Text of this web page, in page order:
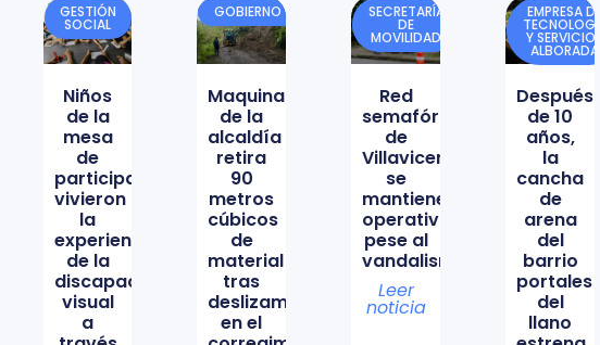
GESTIÓN
SOCIAL
Niños
de la
mesa
de
participación
vivieron
la
experiencia
de la
discapacidad
visual
a
GOBIERNO
Maquinaria
de la
alcaldía
retira
90
metros
cúbicos
de
material
tras
deslizamiento
en el
SECRETARÍA
DE
MOVILIDAD
Red
semafórica
de
Villavicencio
se
mantiene
operativa
pese al
vandalismo
Leer
noticia
EMPRESA DE
TECNOLOGÍA
Y SERVICIOS
ALBORADA
Después
de 10
años,
la
cancha
de
arena
del
barrio
portales
del
llano